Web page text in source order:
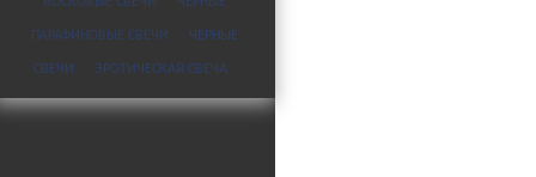
ПАРАФИНОВЫЕ СВЕЧИ ЧЕРНЫЕ
СВЕЧИ ЭРОТИЧЕСКАЯ СВЕЧА